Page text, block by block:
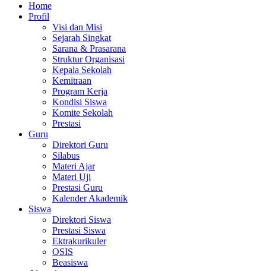
Home
Profil
Visi dan Misi
Sejarah Singkat
Sarana & Prasarana
Struktur Organisasi
Kepala Sekolah
Kemitraan
Program Kerja
Kondisi Siswa
Komite Sekolah
Prestasi
Guru
Direktori Guru
Silabus
Materi Ajar
Materi Uji
Prestasi Guru
Kalender Akademik
Siswa
Direktori Siswa
Prestasi Siswa
Ektrakurikuler
OSIS
Beasiswa